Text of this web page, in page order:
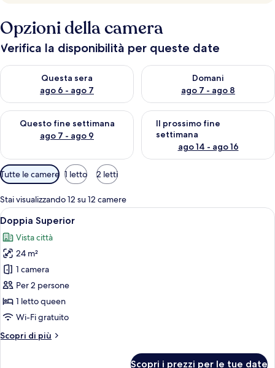
Opzioni della camera
Verifica la disponibilità per queste date
Questa sera
ago 6 - ago 7
Verifica la disponibilità per questa sera, ago 6 - ago 7
Domani
ago 7 - ago 8
Verifica la disponibilità per
Questo fine settimana
ago 7 - ago 9
Verifica la disponibilità per questo fine settimana, ago 7 - ago
Il prossimo fine
settimana
ago 14 - ago 16
Verifica la disponibilità per il
Filtri
disponibili
per
le
camere
Tutte le camere 1 letto 2 letti
Stai visualizzando 12 su 12 camere
Apri
tutte
le
foto
per
Doppia
Superior
Una camera d'albergo con un letto
7
Doppia Superior
Vista città
24 m²
1 camera
Per 2 persone
1 letto queen
Wi-Fi gratuito
Scopri di più
Altri
Scopri i prezzi per le tue date